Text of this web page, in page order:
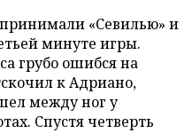
«Севилью» и
минуте игры.
грубо ошибся на
к Адриано,
между ног у
Спустя четверть